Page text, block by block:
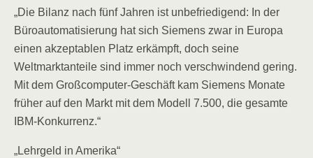
„Die Bilanz nach fünf Jahren ist unbefriedigend: In der
Büroautomatisierung hat sich Siemens zwar in Europa
einen akzeptablen Platz erkämpft, doch seine
Weltmarktanteile sind immer noch verschwindend gering.
Mit dem Großcomputer-Geschäft kam Siemens Monate
früher auf den Markt mit dem Modell 7.500, die gesamte
IBM-Konkurrenz.“
„Lehrgeld in Amerika“